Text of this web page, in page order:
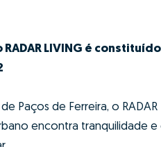
LIVING é
Paços de Ferreira, o
encontra tranquilidade